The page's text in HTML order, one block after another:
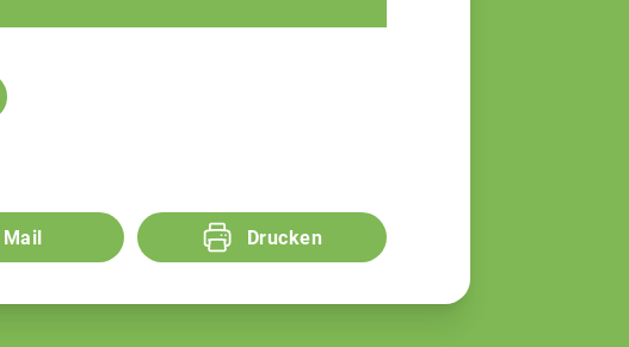
Mail Drucken